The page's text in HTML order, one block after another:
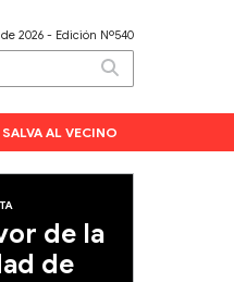
2026 - Edición Nº540
AL VECINO
de la
de